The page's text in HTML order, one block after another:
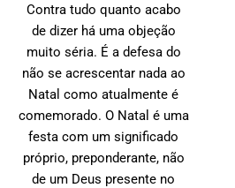
Contra tudo quanto acabo
de dizer há uma objeção
muito séria. É a defesa do
não se acrescentar nada ao
Natal como atualmente é
comemorado. O Natal é uma
festa com um significado
próprio, preponderante, não
de um Deus presente no